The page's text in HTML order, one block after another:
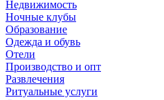
Недвижимость
Ночные клубы
Образование
Одежда и обувь
Отели
Производство и опт
Развлечения
Ритуальные услуги